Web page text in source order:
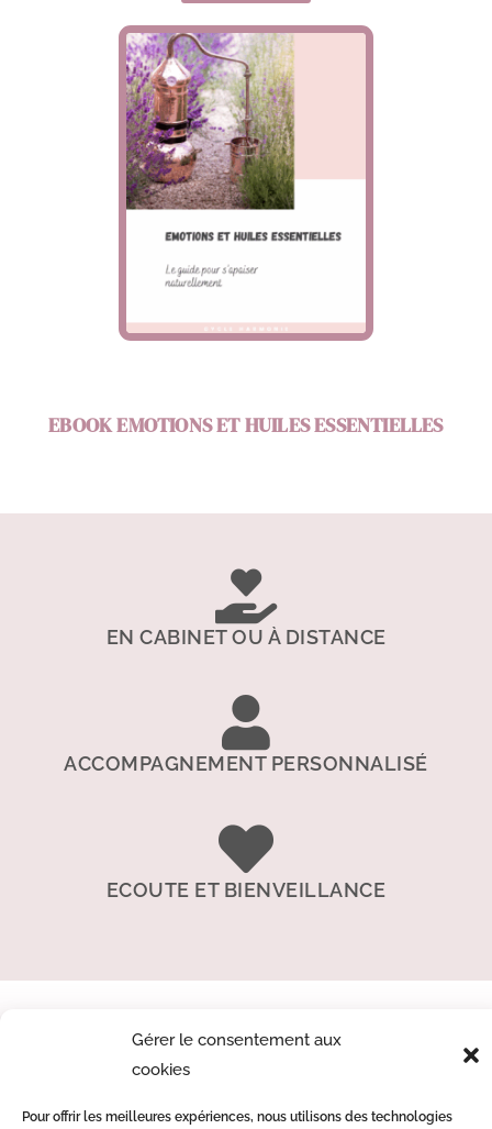
Gérer le consentement aux
cookies
Pour offrir les meilleures expériences, nous utilisons des technologies
EBOOK EMOTIONS ET HUILES ESSENTIELLES
EN CABINET OU À DISTANCE
ACCOMPAGNEMENT PERSONNALISÉ
ECOUTE ET BIENVEILLANCE